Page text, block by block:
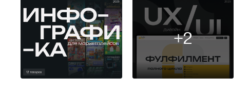
8
+2